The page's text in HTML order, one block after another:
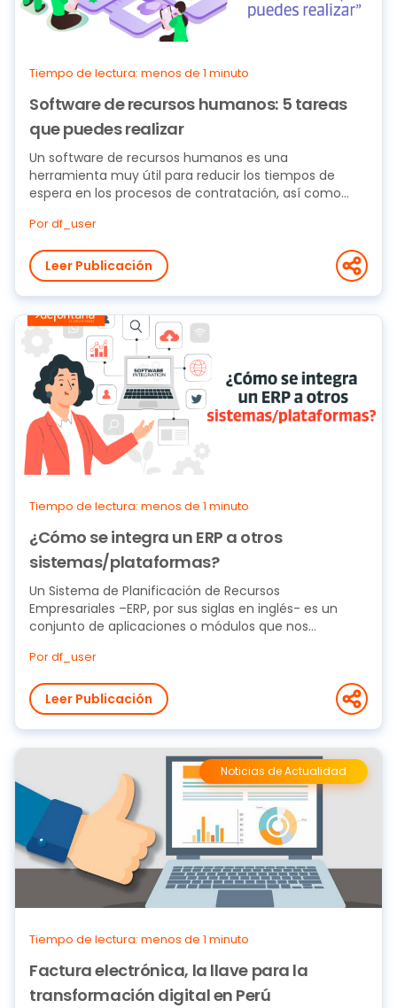
Tiempo de lectura: menos de 1 minuto
Software de recursos humanos: 5 tareas
que puedes realizar
Un software de recursos humanos es una
herramienta muy útil para reducir los tiempos de
espera en los procesos de contratación, así como
Por df_user
Leer Publicación
Tiempo de lectura: menos de 1 minuto
¿Cómo se integra un ERP a otros
sistemas/plataformas?
Un Sistema de Planificación de Recursos
Empresariales –ERP, por sus siglas en inglés- es un
conjunto de aplicaciones o módulos que nos
Por df_user
Leer Publicación
Noticias de Actualidad
Tiempo de lectura: menos de 1 minuto
Factura electrónica, la llave para la
transformación digital en Perú